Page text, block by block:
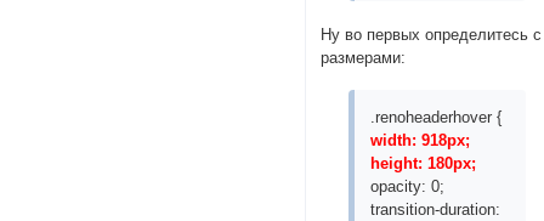
Ну во первых определитесь с
размерами:
.renoheaderhover {
width: 918px;
height: 180px;
opacity: 0;
transition-duration: